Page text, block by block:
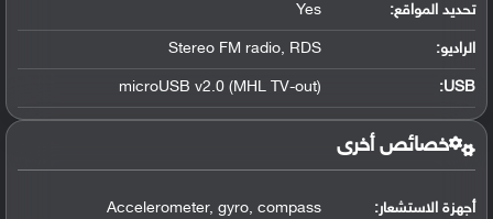
تحديد المواقع:
Yes
الراديو: Stereo FM radio, RDS
USB
:
microUSB v2.0 (MHL TV-out)
خصائص أخرى
أجهزة الاستشعار: Accelerometer, gyro, compass